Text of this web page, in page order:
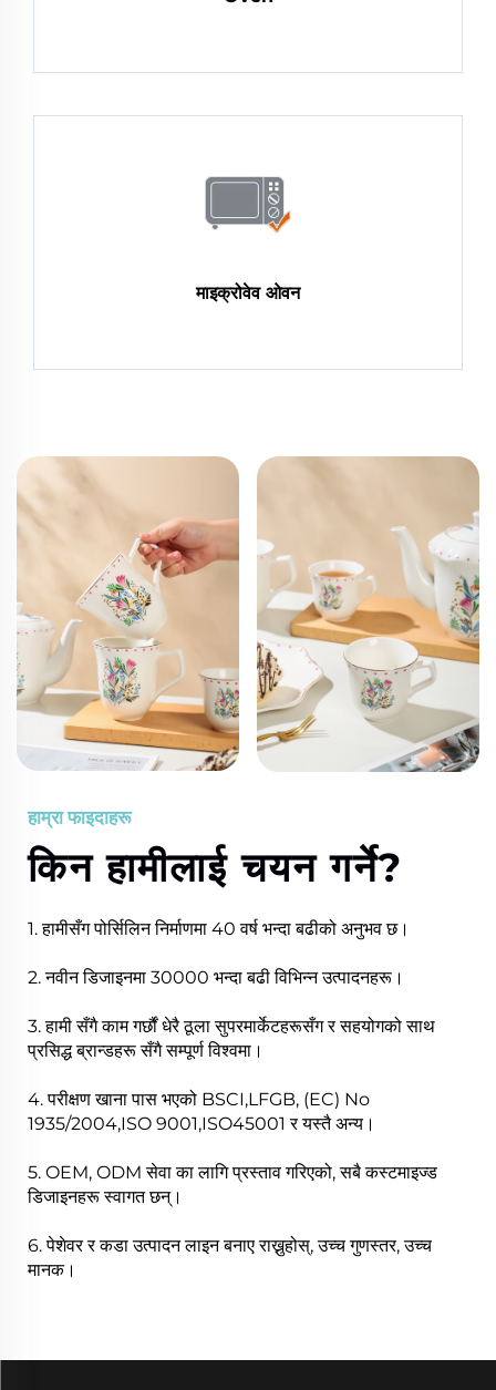
माइक्रोवेव ओवन
हाम्रा फाइदाहरू
किन हामीलाई चयन गर्ने?
1. हामीसँग पोर्सिलिन निर्माणमा 40 वर्ष भन्दा बढीको अनुभव छ।
2. नवीन डिजाइनमा 30000 भन्दा बढी विभिन्न उत्पादनहरू।
3. हामी सँगै काम गर्छौं धेरै ठूला सुपरमार्केटहरूसँग र सहयोगको साथ
प्रसिद्ध ब्रान्डहरू सँगै सम्पूर्ण विश्वमा।
4. परीक्षण खाना पास भएको BSCI,LFGB, (EC) No
1935/2004,ISO 9001,ISO45001 र यस्तै अन्य।
5. OEM, ODM सेवा का लागि प्रस्ताव गरिएको, सबै कस्टमाइज्ड
डिजाइनहरू स्वागत छन्।
6. पेशेवर र कडा उत्पादन लाइन बनाए राख्नुहोस्, उच्च गुणस्तर, उच्च
मानक।